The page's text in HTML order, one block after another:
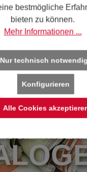
SIE
bestmögliche
bieten zu können.
Mehr Informationen ...
Nur technisch
Konfigurieren
Alle Cookies